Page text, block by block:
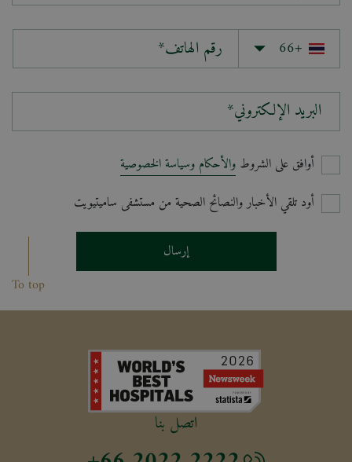
البريد الإلكتروني*
أوافق على الشروط والأحكام وسياسة الخصوصية
أود تلقي الأخبار والنصائح الصحية من مستشفى ساميتيويت
إرسال
To top
اتصل بنا